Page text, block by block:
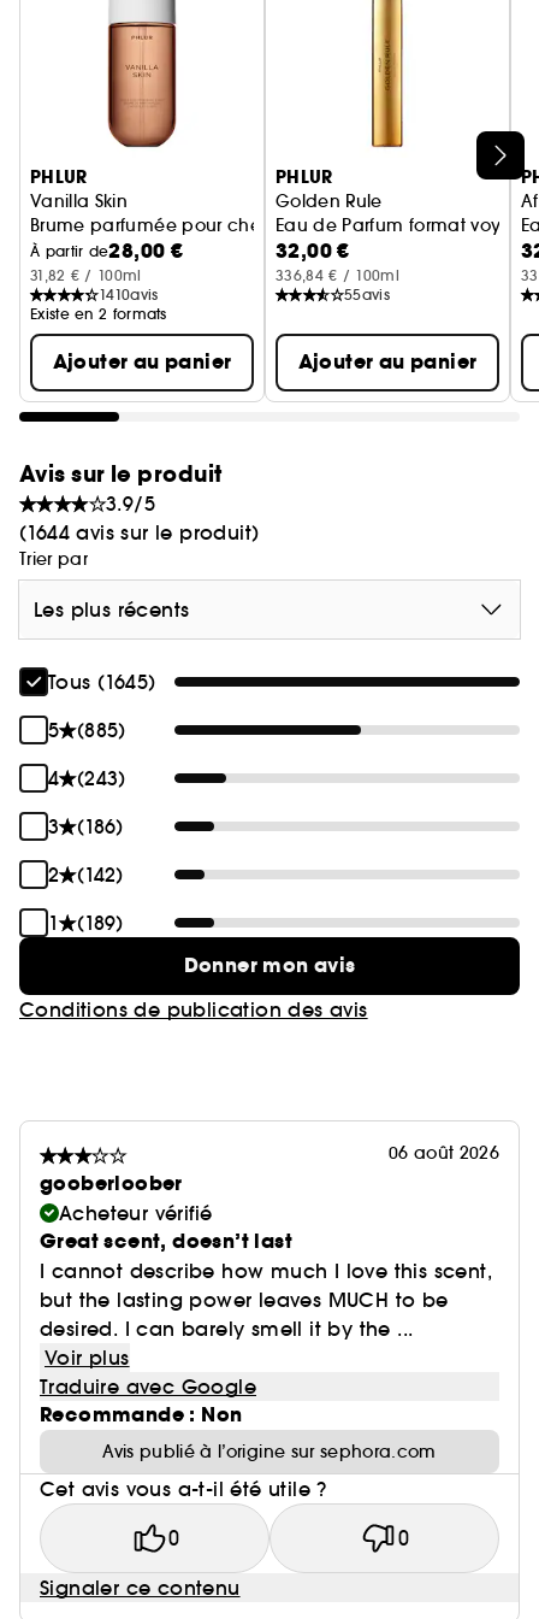
Ignorer le carrousel produits
PHLUR
Vanilla Skin
Brume parfumée pour cheveux et corps
À partir de28,00 €
31,82 € / 100ml
1410avis
Existe en 2 formats
Ajouter au panier
PHLUR
Golden Rule
Eau de Parfum format voyage
32,00 €
336,84 € / 100ml
55avis
Ajouter au panier
Avis sur le produit
3.9/5
(1644 avis sur le produit)
Trier par
Les plus récents
Tous (1645)
5
(885)
4
(243)
3
(186)
2
(142)
1
(189)
Donner mon avis
Conditions de publication des avis
06 août 2026
gooberloober
Acheteur vérifié
Great scent, doesn’t last
I cannot describe how much I love this scent,
but the lasting power leaves MUCH to be
desired. I can barely smell it by the ...
Voir plus
Traduire avec Google
Recommande : Non
Avis publié à l’origine sur sephora.com
Cet avis vous a-t-il été utile ?
0 0
Signaler ce contenu